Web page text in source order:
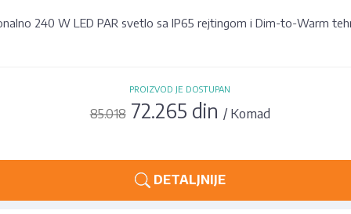
240 W LED PAR svetlo sa IP65 rejtingom i Dim-to-Warm
PROIZVOD JE DOSTUPAN
85.01872.265 din / Komad
DETALJNIJE